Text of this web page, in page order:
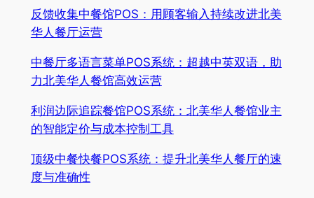
反馈收集中餐馆POS：用顾客输入持续改进北美
华人餐厅运营
中餐厅多语言菜单POS系统：超越中英双语，助
力北美华人餐馆高效运营
利润边际追踪餐馆POS系统：北美华人餐馆业主
的智能定价与成本控制工具
顶级中餐快餐POS系统：提升北美华人餐厅的速
度与准确性